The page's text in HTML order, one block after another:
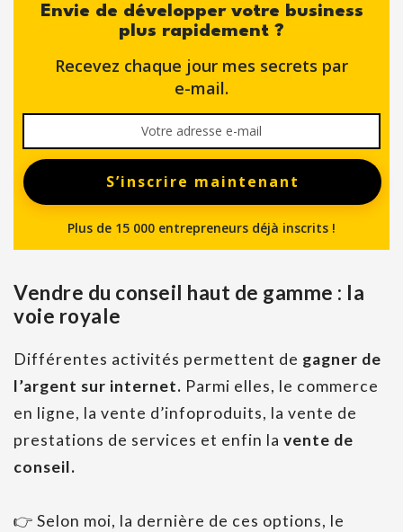
Envie de développer votre business
plus rapidement ?
Recevez chaque jour mes secrets par
e-mail.
S’inscrire maintenant
Plus de 15 000 entrepreneurs déjà inscrits !
Vendre du conseil haut de gamme : la
voie royale
Différentes activités permettent de gagner de
l’argent sur internet. Parmi elles, le commerce
en ligne, la vente d’infoproduits, la vente de
prestations de services et enfin la vente de
conseil.
👉 Selon moi, la dernière de ces options, le